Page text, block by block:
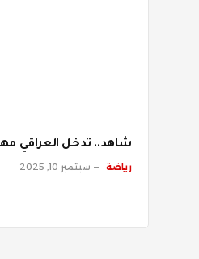
شاهد.. تدخل العراقي
رياضة سبتمبر 10, 2025